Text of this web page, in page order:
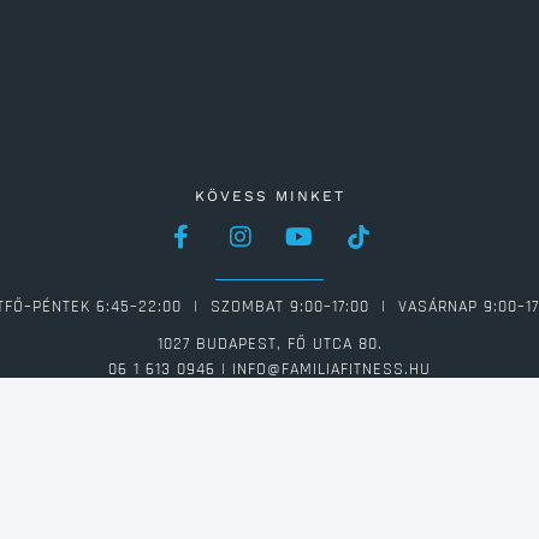
KÖVESS MINKET
6:45–22:00 | SZOMBAT 9:00–17:00 | VASÁRNAP
1027 BUDAPEST, FŐ UTCA 80.
06 1 613 0946 | INFO@FAMILIAFITNESS.HU